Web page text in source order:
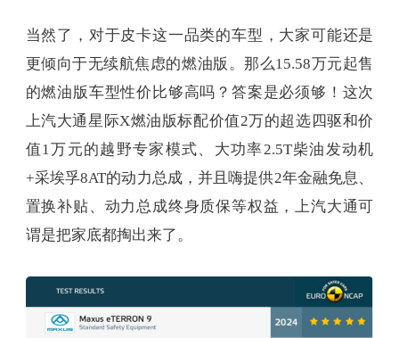
当然了，对于皮卡这一品类的车型，大家可能还是
更倾向于无续航焦虑的燃油版。那么15.58万元起售
的燃油版车型性价比够高吗？答案是必须够！这次
上汽大通星际X燃油版标配价值2万的超选四驱和价
值1万元的越野专家模式、大功率2.5T柴油发动机
+采埃孚8AT的动力总成，并且嗨提供2年金融免息、
置换补贴、动力总成终身质保等权益，上汽大通可
谓是把家底都掏出来了。